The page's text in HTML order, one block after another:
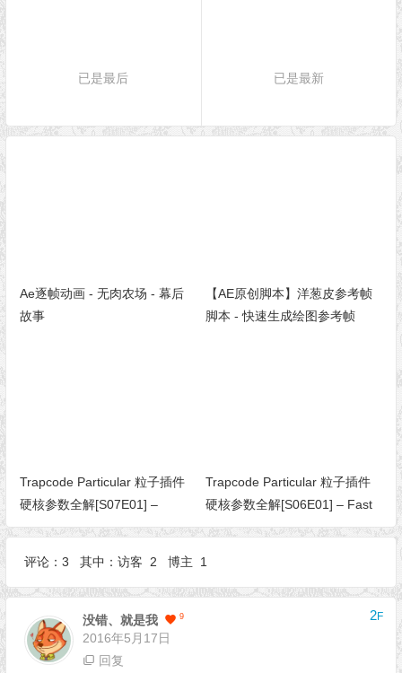
已是最后 已是最新
Ae逐帧动画 - 无肉农场 - 幕后
故事
【AE原创脚本】洋葱皮参考帧
脚本 - 快速生成绘图参考帧
Trapcode Particular 粒子插件
硬核参数全解[S07E01] –
Global Controls（全局控制）
Trapcode Particular 粒子插件
硬核参数全解[S06E01] – Fast
Physics（快速物理）
评论：3 其中：访客 2 博主 1
没错、就是我 9
2016年5月17日
2F
回复